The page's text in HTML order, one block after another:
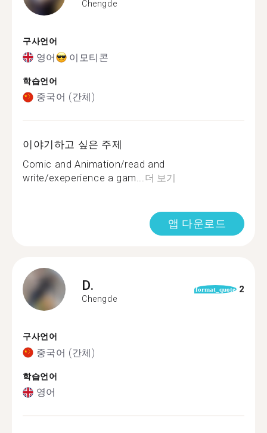
Chengde
구사언어
영어 이모티콘
학습언어
중국어 (간체)
이야기하고 싶은 주제
Comic and Animation/read and
write/exeperience a gam...더 보기
앱 다운로드
D.
Chengde
format_quote 2
구사언어
중국어 (간체)
학습언어
영어